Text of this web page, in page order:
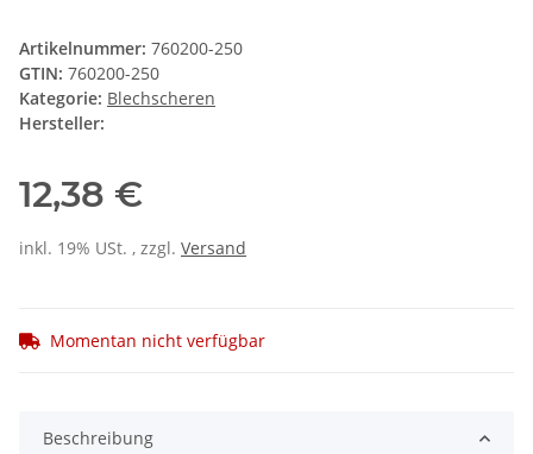
Artikelnummer: 760200-250
GTIN: 760200-250
Kategorie: Blechscheren
Hersteller:
12,38 €
inkl. 19% USt. , zzgl. Versand
Momentan nicht verfügbar
Beschreibung